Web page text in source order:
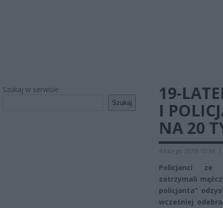
Szukaj w serwisie
Szukaj
19-
I
NA 20
4 lutego 2019 10:36 |
Policjanci ze
zatrzymali
policjanta”
wcześniej